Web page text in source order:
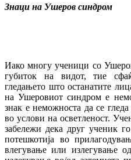
Знаци на Ушеров синдром
Иако многу ученици со
губиток на видот, тие
гледањето што останатите
на Ушеровиот синдром е
знак е неможноста да се
во услови на осветленост.
забележи дека друг ученик
потешкотија во
влегување или излегување